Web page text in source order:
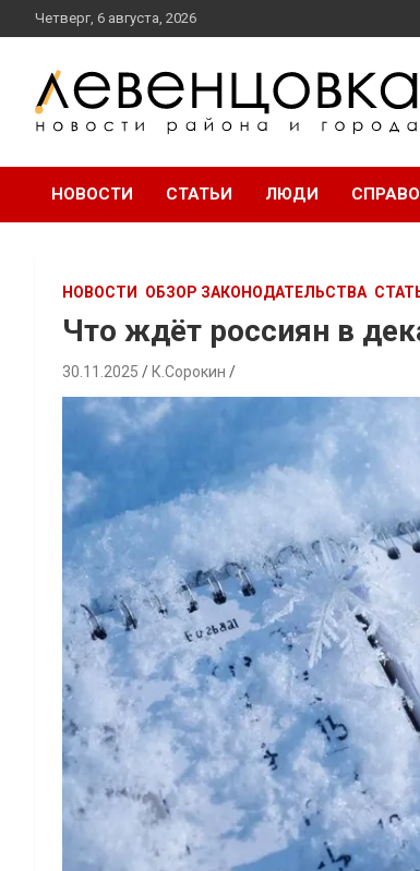
перейти
к
Четверг, 6 августа, 2026
Левенцовка Ру
НОВОСТИ СТАТЬИ ЛЮДИ
НОВОСТИ ОБЗОР ЗАКОНОДАТЕЛЬСТВА
Что ждёт россиян в
30.11.2025 К.Сорокин